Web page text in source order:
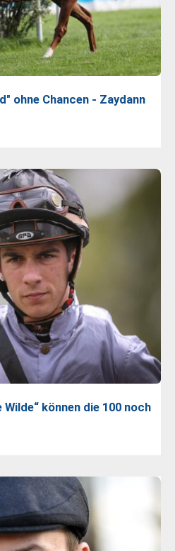
ohne Chancen - Zaydann
können die 100 noch